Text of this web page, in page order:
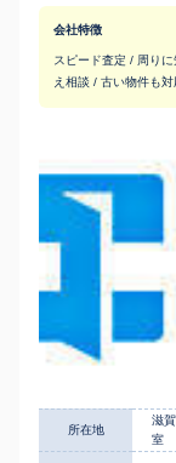
会社特徴
スピード査定 / 周り
え相談 / 古い物件も対
所在地
滋
室